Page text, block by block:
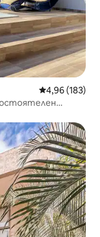
Средна
4,96 (183)